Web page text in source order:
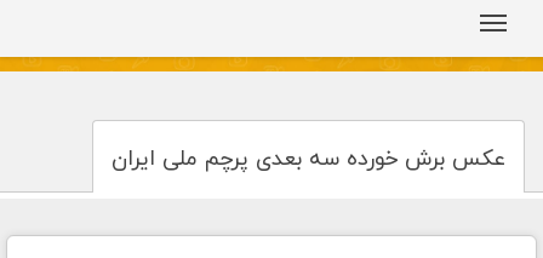
عکس برش خورده سه بعدی پرچم ملی ایران